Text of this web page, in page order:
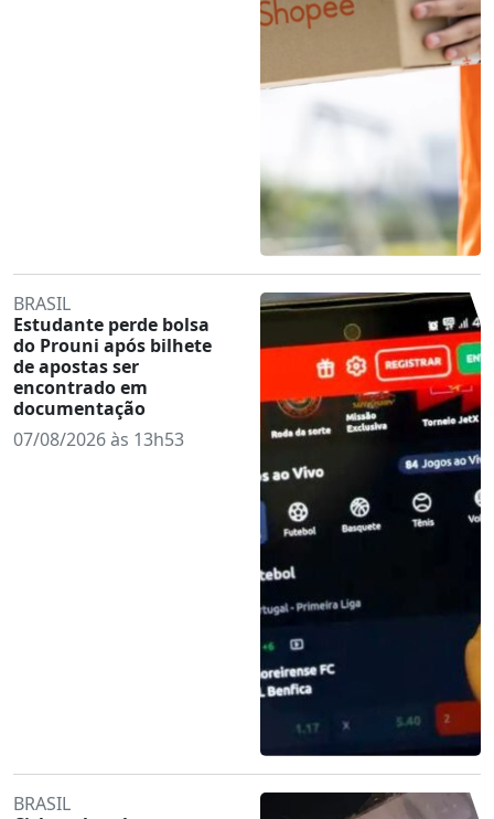
BRASIL
Estudante perde bolsa
do Prouni após bilhete
de apostas ser
encontrado em
documentação
07/08/2026 às 13h53
BRASIL